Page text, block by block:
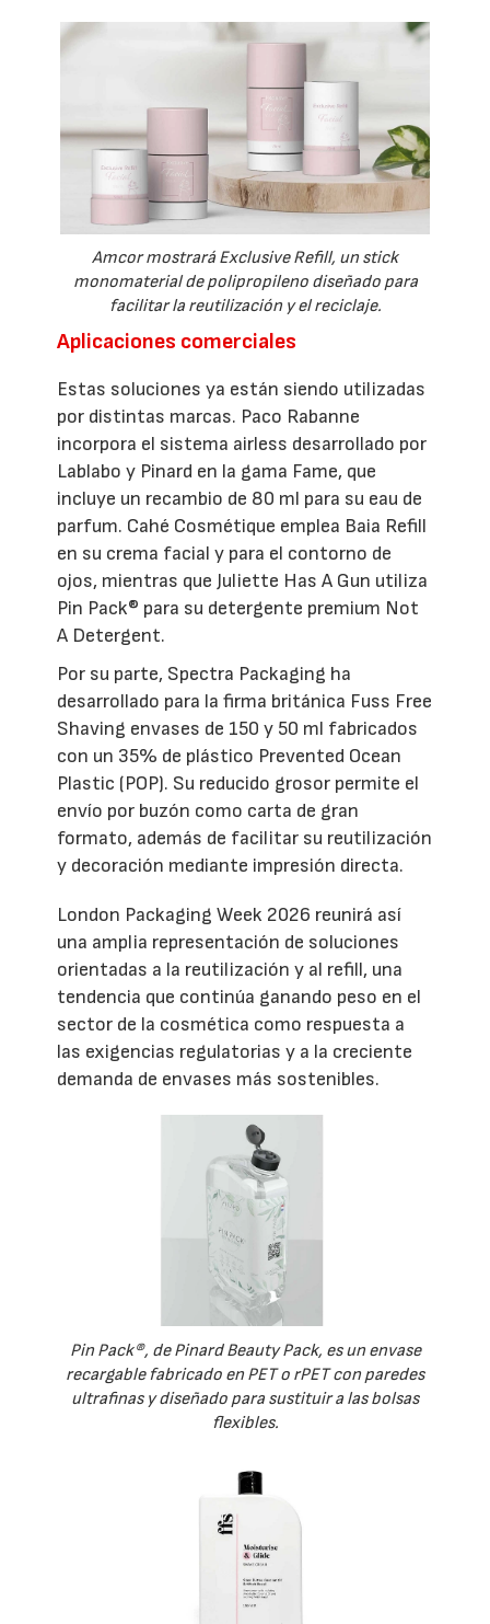
Amcor mostrará Exclusive Refill, un stick
monomaterial de polipropileno diseñado para
facilitar la reutilización y el reciclaje.
Aplicaciones comerciales
Estas soluciones ya están siendo utilizadas
por distintas marcas. Paco Rabanne
incorpora el sistema airless desarrollado por
Lablabo y Pinard en la gama Fame, que
incluye un recambio de 80 ml para su eau de
parfum. Cahé Cosmétique emplea Baia Refill
en su crema facial y para el contorno de
ojos, mientras que Juliette Has A Gun utiliza
Pin Pack® para su detergente premium Not
A Detergent.
Por su parte, Spectra Packaging ha
desarrollado para la firma británica Fuss Free
Shaving envases de 150 y 50 ml fabricados
con un 35% de plástico Prevented Ocean
Plastic (POP). Su reducido grosor permite el
envío por buzón como carta de gran
formato, además de facilitar su reutilización
y decoración mediante impresión directa.
London Packaging Week 2026 reunirá así
una amplia representación de soluciones
orientadas a la reutilización y al refill, una
tendencia que continúa ganando peso en el
sector de la cosmética como respuesta a
las exigencias regulatorias y a la creciente
demanda de envases más sostenibles.
Pin Pack®, de Pinard Beauty Pack, es un envase
recargable fabricado en PET o rPET con paredes
ultrafinas y diseñado para sustituir a las bolsas
flexibles.